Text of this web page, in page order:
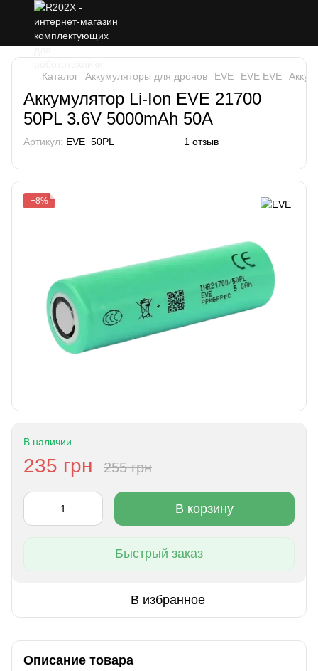
Каталог Аккумуляторы для дронов EVE EVE EVE
Аккумулятор Li-Ion EVE 21700
50PL 3.6V 5000mAh 50A
Артикул: EVE_50PL 1 отзыв
−8%
В наличии
235 грн 255 грн
В корзину
Быстрый заказ
В избранное
Описание товара